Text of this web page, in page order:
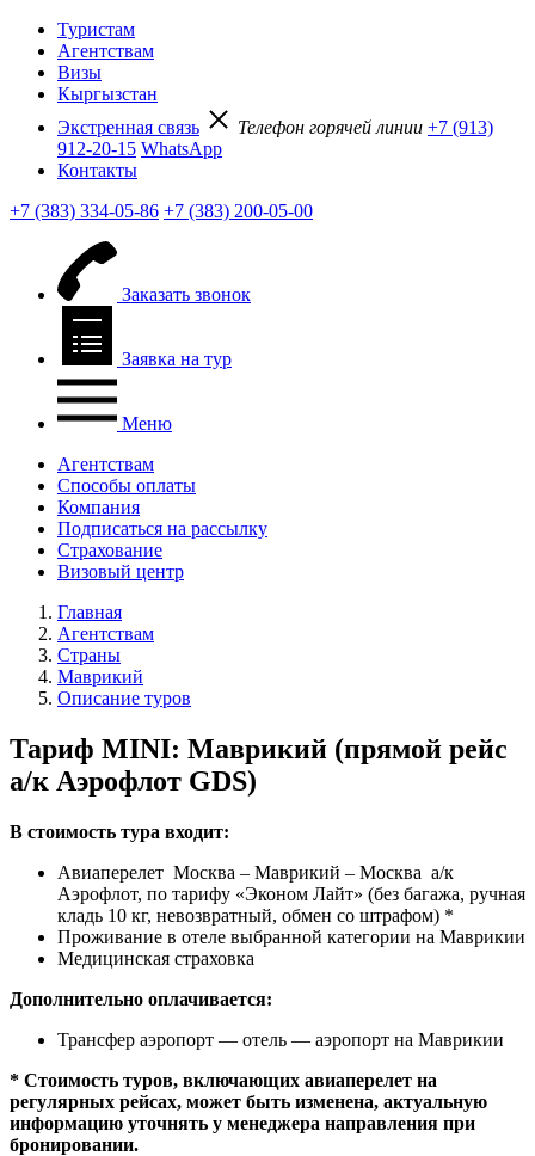
Туристам
Агентствам
Визы
Кыргызстан
Экстренная связь
Телефон горячей линии +7 (913)
912-20-15 WhatsApp
Контакты
+7 (383) 334-05-86 +7 (383) 200-05-00
Заказать звонок
Заявка на тур
Меню
Агентствам
Способы оплаты
Компания
Подписаться на рассылку
Страхование
Визовый центр
Главная
Агентствам
Страны
Маврикий
Описание туров
Тариф MINI: Маврикий (прямой рейс
а/к Аэрофлот GDS)
В стоимость тура входит:
Авиаперелет Москва – Маврикий – Москва а/к
Аэрофлот, по тарифу «Эконом Лайт» (без багажа, ручная
кладь 10 кг, невозвратный, обмен со штрафом) *
Проживание в отеле выбранной категории на Маврикии
Медицинская страховка
Дополнительно оплачивается:
Трансфер аэропорт — отель — аэропорт на Маврикии
* Стоимость туров, включающих авиаперелет на
регулярных рейсах, может быть изменена, актуальную
информацию уточнять у менеджера направления при
бронировании.